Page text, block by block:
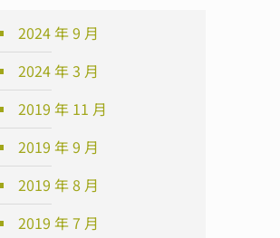
2024 年 9 月
2024 年 3 月
2019 年 11 月
2019 年 9 月
2019 年 8 月
2019 年 7 月